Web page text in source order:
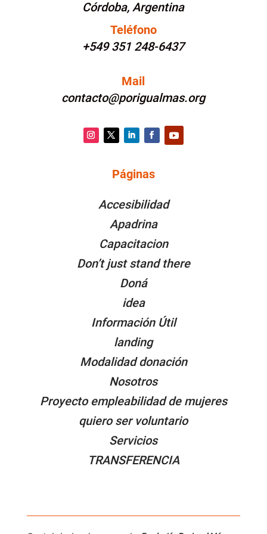
Córdoba, Argentina
Teléfono
+549 351 248-6437
Mail
contacto@porigualmas.org
Facebook
Páginas
Accesibilidad
Apadrina
Capacitacion
Don’t just stand there
Doná
idea
Información Útil
landing
Modalidad donación
Nosotros
Proyecto empleabilidad de mujeres
quiero ser voluntario
Servicios
TRANSFERENCIA